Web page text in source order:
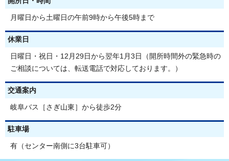
月曜日から土曜日の午前9時から午後5時まで
休業日
日曜日・祝日・12月29日から翌年1月3日（開所時間外の緊急時の
ご相談については、転送電話で対応しております。）
交通案内
岐阜バス［さぎ山東］から徒歩2分
駐車場
有（センター南側に3台駐車可）